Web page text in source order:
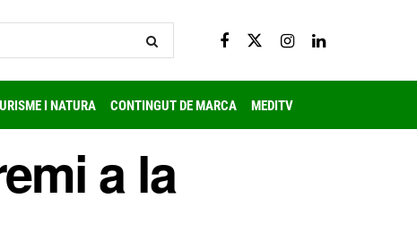
I NATURA CONTINGUT DE MARCA MEDITV
a la